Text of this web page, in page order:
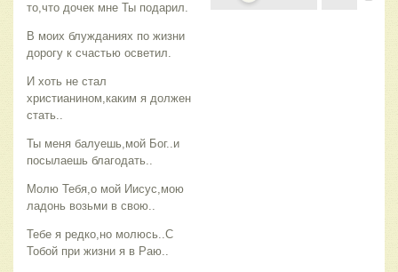
то,что дочек мне Ты подарил.
В моих блужданиях по жизни
дорогу к счастью осветил.
И хоть не стал
христианином,каким я должен
стать..
Ты меня балуешь,мой Бог..и
посылаешь благодать..
Молю Тебя,о мой Иисус,мою
ладонь возьми в свою..
Тебе я редко,но молюсь..С
Тобой при жизни я в Раю..